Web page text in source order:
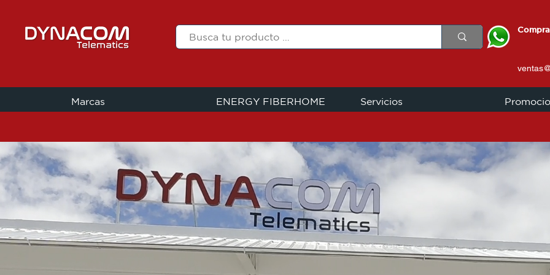
Marcas ENERGY FIBERHOME Servicios